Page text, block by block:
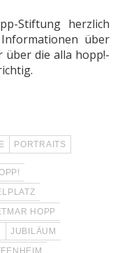
Stiftung herzlich
über
über die alla hopp!-
PORTRAITS
HOPP
JUBILÄUM